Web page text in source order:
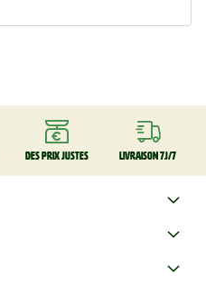
Des prix justes Livraison 7J/7